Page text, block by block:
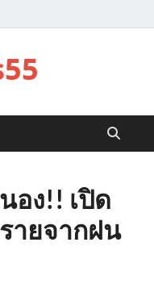
อง!! เปิด
ายจากฝน